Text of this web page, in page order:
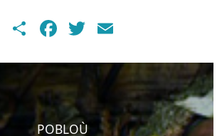
ShareFacebook
Twitter
POBLOÙ